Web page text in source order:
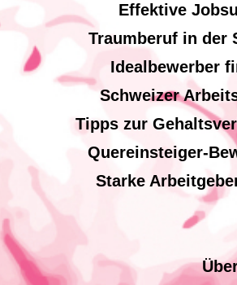
Effektive
Traumberuf in der
Idealbewerber
Schweizer
Tipps zur
Quereinsteiger-
Starke